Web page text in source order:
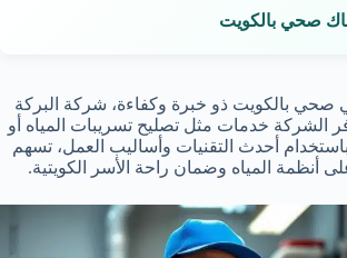
صحي بالكويت
صحي بالكويت ذو خبرة وكفاءة، شركة البركة
الشركة خدمات مثل تصليح تسريبات المياه أو
أحدث التقنيات وأساليب العمل، تسهم
أنظمة المياه وضمان راحة الأسر الكويتية.